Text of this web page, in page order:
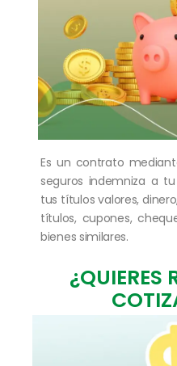
Es un contrato
seguros indemniza a
tus títulos valores,
títulos, cupones,
bienes similares.
¿QUIERES